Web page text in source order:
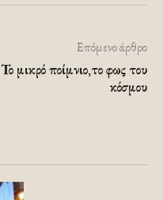
Επόμενο άρθρο
Το μικρό ποίμνιο,το φως του
κόσμου